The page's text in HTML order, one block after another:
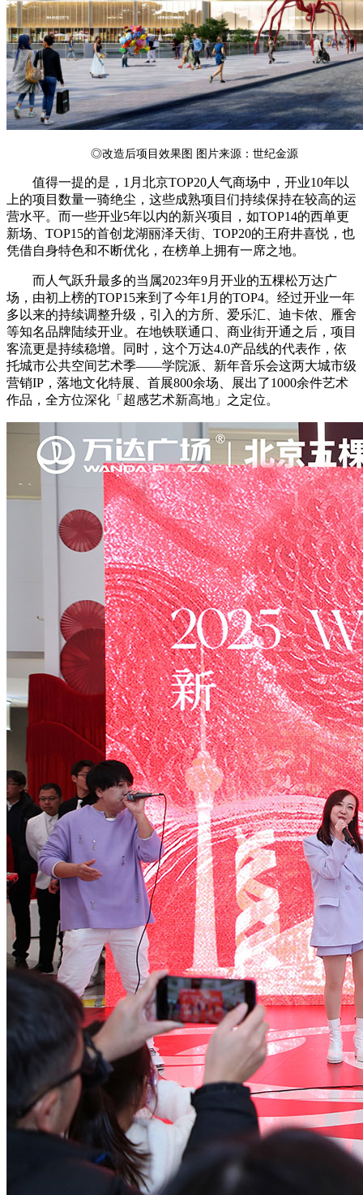
◎改造后项目效果图 图片来源：世纪金源
值得一提的是，1月北京TOP20人气商场中，开业10年以
上的项目数量一骑绝尘，这些成熟项目们持续保持在较高的运
营水平。而一些开业5年以内的新兴项目，如TOP14的西单更
新场、TOP15的首创龙湖丽泽天街、TOP20的王府井喜悦，也
凭借自身特色和不断优化，在榜单上拥有一席之地。
而人气跃升最多的当属2023年9月开业的五棵松万达广
场，由初上榜的TOP15来到了今年1月的TOP4。经过开业一年
多以来的持续调整升级，引入的方所、爱乐汇、迪卡侬、雁舍
等知名品牌陆续开业。在地铁联通口、商业街开通之后，项目
客流更是持续稳增。同时，这个万达4.0产品线的代表作，依
托城市公共空间艺术季——学院派、新年音乐会这两大城市级
营销IP，落地文化特展、首展800余场、展出了1000余件艺术
作品，全方位深化「超感艺术新高地」之定位。